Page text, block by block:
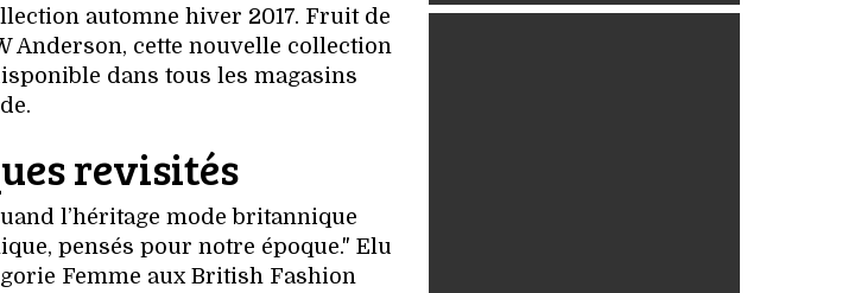
automne hiver 2017. Fruit de
Anderson, cette nouvelle collection
dans tous les magasins
revisités
l’héritage mode britannique
pensés pour notre époque." Elu
Femme aux British Fashion